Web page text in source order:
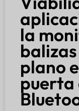
la
plano
puerta